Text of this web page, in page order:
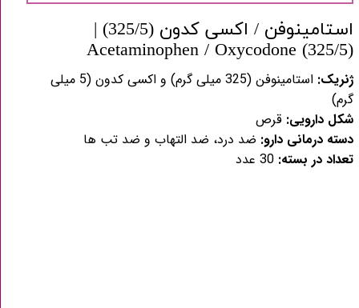
استامینوفن / اکسی کدون (325/5) |
Acetaminophen / Oxycodone (325/5)
ژنریک:
استامینوفن (325 میلی گرم) و اکسی کدون (5 میلی
گرم)
شکل دارویی: قرص
دسته درمانی دارو: ضد درد، ضد التهاب و ضد تب ها
تعداد در بسته: 30 عدد